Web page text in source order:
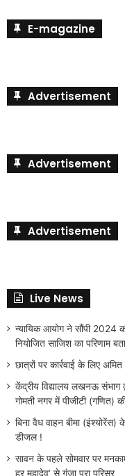
E-magazine
Advertisement
Advertisement
Advertisement
Live News
न्यायिक आयोग ने सौंपी 2024
नियोजित साजिश का परिणाम
छात्रों पर कार्रवाई के लिए
केंद्रीय विद्यालय लखनऊ संभाग
गोमती नगर में पीजीटी (गणित)
बिना वैध वाहन बीमा
डीजल !
सावन के पहले सोमवार पर
हर महादेव’ से गूंजा पूरा परिसर